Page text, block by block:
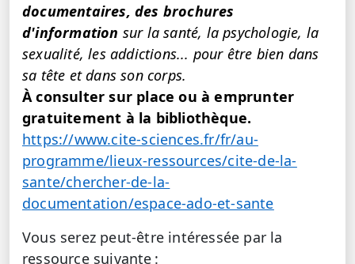
documentaires, des brochures
d'information sur la santé, la psychologie, la
sexualité, les addictions... pour être bien dans
sa tête et dans son corps.
À consulter sur place ou à emprunter
gratuitement à la bibliothèque.
https://www.cite-sciences.fr/fr/au-
programme/lieux-ressources/cite-de-la-
sante/chercher-de-la-
documentation/espace-ado-et-sante
Vous serez peut-être intéressée par la
ressource suivante :